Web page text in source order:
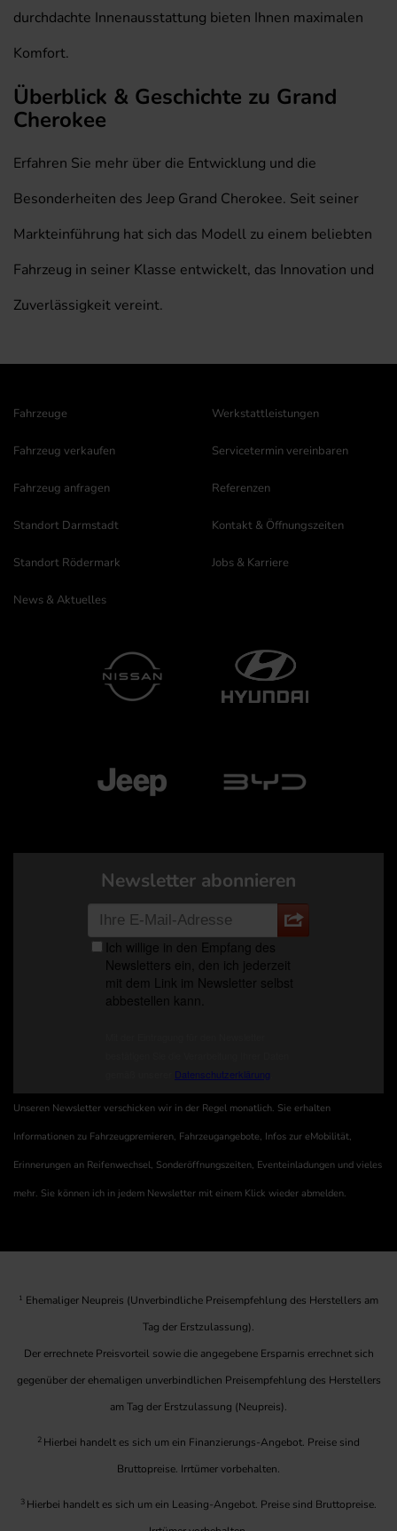
durchdachte Innenausstattung bieten Ihnen maximalen
Komfort.
Überblick & Geschichte zu Grand
Cherokee
Erfahren Sie mehr über die Entwicklung und die
Besonderheiten des Jeep Grand Cherokee. Seit seiner
Markteinführung hat sich das Modell zu einem beliebten
Fahrzeug in seiner Klasse entwickelt, das Innovation und
Zuverlässigkeit vereint.
Fahrzeuge
Fahrzeug verkaufen
Fahrzeug anfragen
Werkstattleistungen
Servicetermin vereinbaren
Referenzen
Standort Darmstadt
Standort Rödermark
News & Aktuelles
Kontakt & Öffnungszeiten
Jobs & Karriere
Newsletter abonnieren
Unseren Newsletter verschicken wir in der Regel monatlich. Sie erhalten
Informationen zu Fahrzeugpremieren, Fahrzeugangebote, Infos zur eMobilität,
Erinnerungen an Reifenwechsel, Sonderöffnungszeiten, Eventeinladungen und vieles
mehr. Sie können ich in jedem Newsletter mit einem Klick wieder abmelden.
1 Ehemaliger Neupreis (Unverbindliche Preisempfehlung des Herstellers am
Tag der Erstzulassung).
Der errechnete Preisvorteil sowie die angegebene Ersparnis errechnet sich
gegenüber der ehemaligen unverbindlichen Preisempfehlung des Herstellers
am Tag der Erstzulassung (Neupreis).
2 Hierbei handelt es sich um ein Finanzierungs-Angebot. Preise sind
Bruttopreise. Irrtümer vorbehalten.
3 Hierbei handelt es sich um ein Leasing-Angebot. Preise sind Bruttopreise.